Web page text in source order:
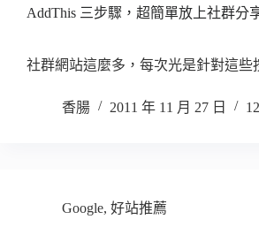
AddThis 三步驟，超簡單放上社群分
社群網站這麼多，每次光是針對這
香腸 2011 年 11 月 27 日
Google, 好站推薦